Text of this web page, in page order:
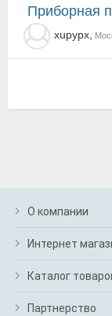
Приборная
xupypx,
О компании
Интернет
Каталог
Партнерство